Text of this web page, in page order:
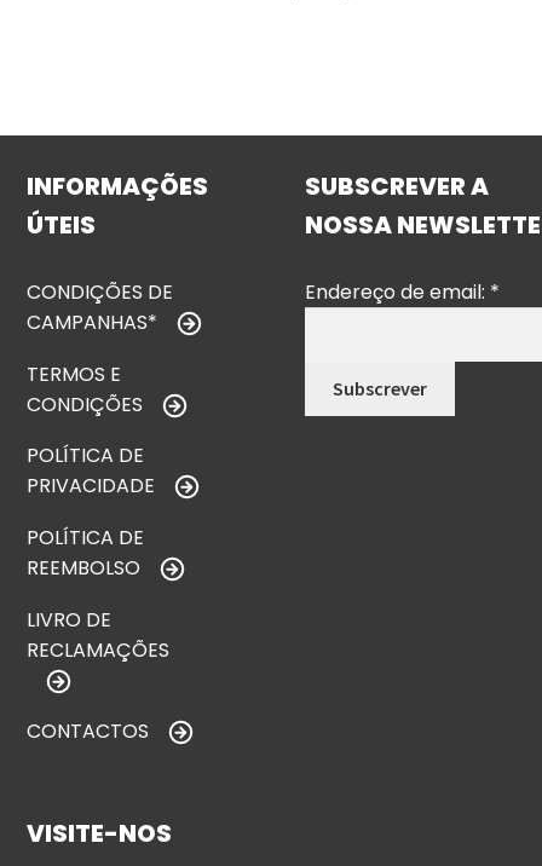
INFORMAÇÕES
ÚTEIS
CONDIÇÕES DE
CAMPANHAS*
TERMOS E
CONDIÇÕES
POLÍTICA DE
PRIVACIDADE
POLÍTICA DE
REEMBOLSO
LIVRO DE
RECLAMAÇÕES
CONTACTOS
SUBSCREVER A
NOSSA
Endereço de email: *
VISITE-NOS